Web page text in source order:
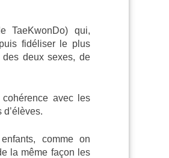
TaeKwonDo) qui,
fidéliser le plus
des deux sexes, de
avec les
comme on
la même façon les